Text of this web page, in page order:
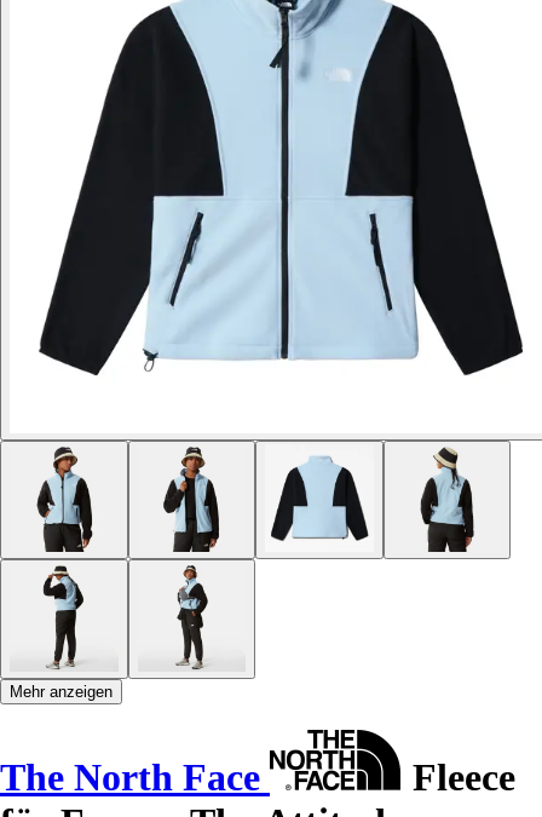
Mehr anzeigen
The North Face
Fleece